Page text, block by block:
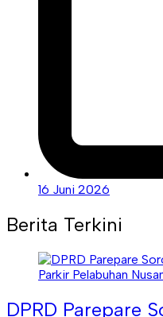
16 Juni 2026
Berita Terkini
DPRD Parepare